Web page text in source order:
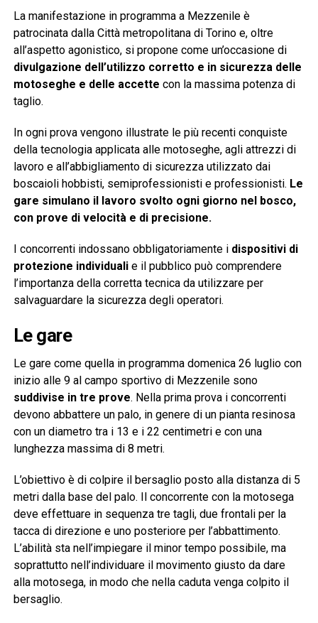
La manifestazione in programma a Mezzenile è
patrocinata dalla Città metropolitana di Torino e, oltre
all’aspetto agonistico, si propone come un’occasione di
divulgazione dell’utilizzo corretto e in sicurezza delle
motoseghe e delle accette con la massima potenza di
taglio.
In ogni prova vengono illustrate le più recenti conquiste
della tecnologia applicata alle motoseghe, agli attrezzi di
lavoro e all’abbigliamento di sicurezza utilizzato dai
boscaioli hobbisti, semiprofessionisti e professionisti. Le
gare simulano il lavoro svolto ogni giorno nel bosco,
con prove di velocità e di precisione.
I concorrenti indossano obbligatoriamente i dispositivi di
protezione individualie il pubblico può comprendere
l’importanza della corretta tecnica da utilizzare per
salvaguardare la sicurezza degli operatori.
Le gare
Le gare come quella in programma domenica 26 luglio con
inizio alle 9 al campo sportivo di Mezzenile sono
suddivise in tre prove. Nella prima prova i concorrenti
devono abbattere un palo, in genere di un pianta resinosa
con un diametro tra i 13 e i 22 centimetri e con una
lunghezza massima di 8 metri.
L’obiettivo è di colpire il bersaglio posto alla distanza di 5
metri dalla base del palo. Il concorrente con la motosega
deve effettuare in sequenza tre tagli, due frontali per la
tacca di direzione e uno posteriore per l’abbattimento.
L’abilità sta nell’impiegare il minor tempo possibile, ma
soprattutto nell’individuare il movimento giusto da dare
alla motosega, in modo che nella caduta venga colpito il
bersaglio.